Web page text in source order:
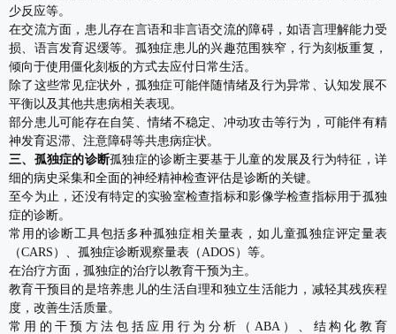
少反应等。
在交流方面，患儿存在言语和非言语交流的障碍，如语言理解能力受
损、语言发育迟缓等。孤独症患儿的兴趣范围狭窄，行为刻板重复，
倾向于使用僵化刻板的方式去应付日常生活。
除了这些常见症状外，孤独症可能伴随情绪及行为异常、认知发展不
平衡以及其他共患病相关表现。
部分患儿可能存在自笑、情绪不稳定、冲动攻击等行为，可能伴有精
神发育迟滞、注意障碍等共患病症状。
三、孤独症的诊断孤独症的诊断主要基于儿童的发展及行为特征，详
细的病史采集和全面的神经精神检查评估是诊断的关键。
至今为止，还没有特定的实验室检查指标和影像学检查指标用于孤独
症的诊断。
常用的诊断工具包括多种孤独症相关量表，如儿童孤独症评定量表
（CARS）、孤独症诊断观察量表（ADOS）等。
在治疗方面，孤独症的治疗以教育干预为主。
教育干预目的是培养患儿的生活自理和独立生活能力，减轻其残疾程
度，改善生活质量。
常用的干预方法包括应用行为分析（ABA）、结构化教育